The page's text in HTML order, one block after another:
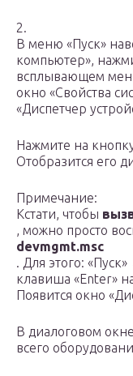
2.
В меню «Пуск»
компьютер»,
всплывающем
окно «Свойства
«Диспетчер
Нажмите на
Отобразится его
Примечание:
Кстати, чтобы
, можно просто
devmgmt.msc
. Для этого:
клавиша «Enter»
Появится окно
В диалоговом
всего